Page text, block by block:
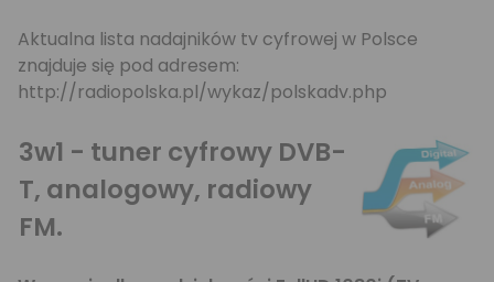
Aktualna lista nadajników tv cyfrowej w Polsce
znajduje się pod adresem:
http://radiopolska.pl/wykaz/polskadv.php
3w1 - tuner cyfrowy DVB-
T, analogowy, radiowy
FM.